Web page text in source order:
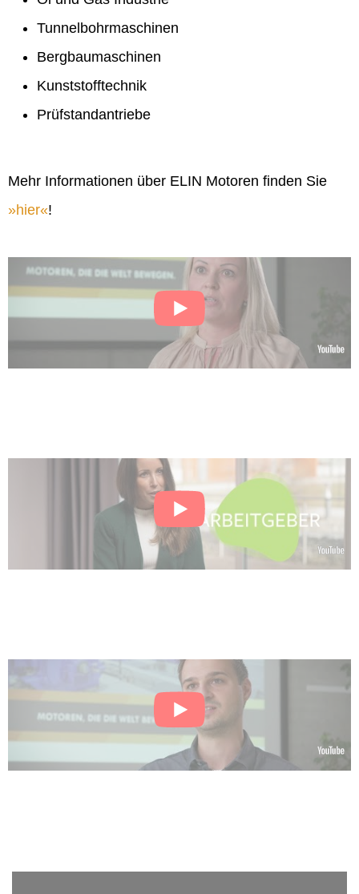
Tunnelbohrmaschinen
Bergbaumaschinen
Kunststofftechnik
Prüfstandantriebe
Mehr Informationen über ELIN Motoren finden Sie
hier !